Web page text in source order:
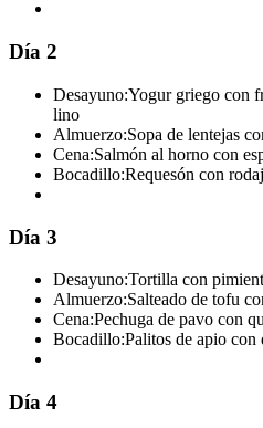
Día 2
Desayuno:Yogur griego con
lino
Almuerzo:Sopa de lentejas
Cena:Salmón al horno con
Bocadillo:Requesón con
Día 3
Desayuno:Tortilla con
Almuerzo:Salteado de tofu
Cena:Pechuga de pavo con
Bocadillo:Palitos de apio
Día 4